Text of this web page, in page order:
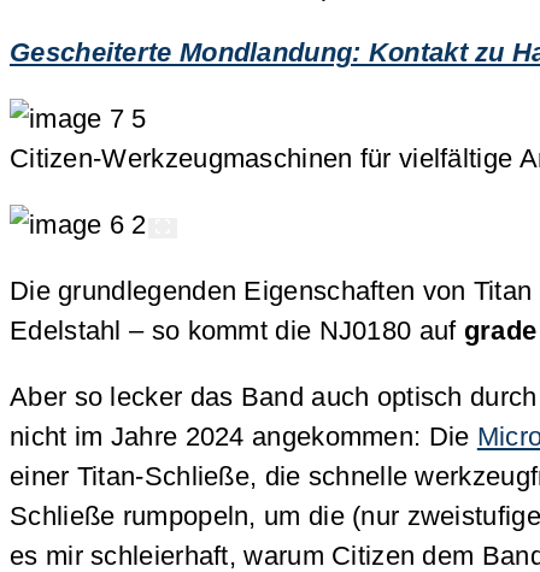
Gescheiterte Mondlandung: Kontakt zu
Citizen-Werkzeugmaschinen für vielfältige
Die grundlegenden Eigenschaften von
Edelstahl – so kommt die NJ0180 auf
Aber so lecker das Band auch optisch
nicht im Jahre 2024 angekommen: Die
einer Titan-Schließe, die schnelle
Schließe rumpopeln, um die (nur
es mir schleierhaft, warum Citizen dem